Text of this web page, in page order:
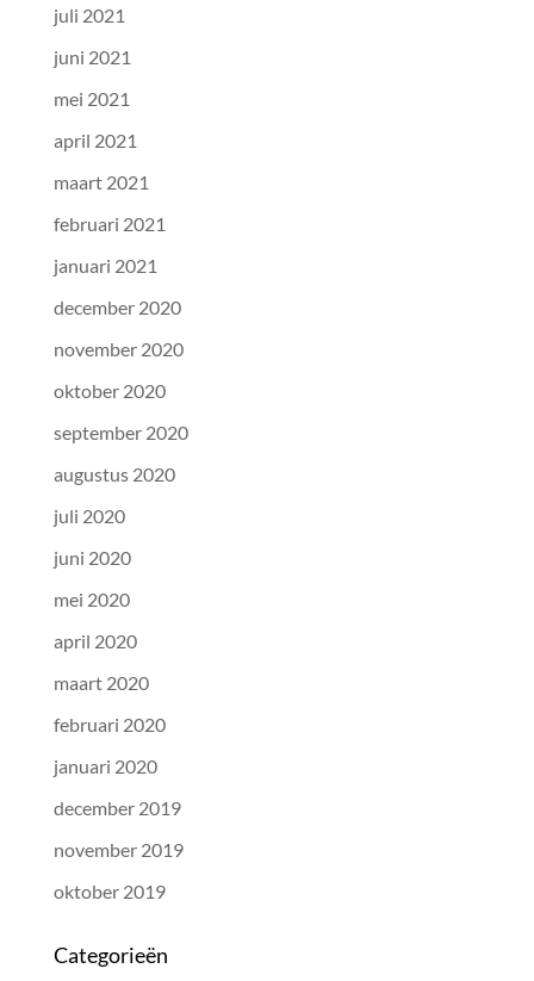
juli 2021
juni 2021
mei 2021
april 2021
maart 2021
februari 2021
januari 2021
december 2020
november 2020
oktober 2020
september 2020
augustus 2020
juli 2020
juni 2020
mei 2020
april 2020
maart 2020
februari 2020
januari 2020
december 2019
november 2019
oktober 2019
Categorieën